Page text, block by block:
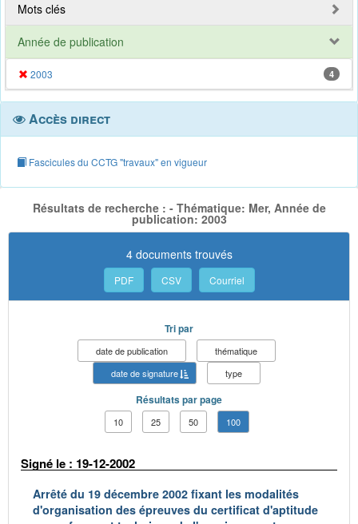
Mots clés
Année de publication
2003 4
Accès direct
Fascicules du CCTG "travaux" en vigueur
Résultats de recherche : - Thématique: Mer, Année de
publication: 2003
4 documents trouvés
PDF CSV Courriel
Tri par
date de publication
thématique
date de signature
type
Résultats par page
10 25 50 100
Signé le : 19-12-2002
Arrêté du 19 décembre 2002 fixant les modalités
d'organisation des épreuves du certificat d'aptitude